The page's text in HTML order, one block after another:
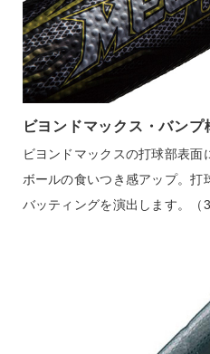
2ZT210
バランス
ミドルバランス（ミドルヒッタ
バットのバランスを中間に設
中距離打者向けのバットです。
ビヨンドマックス・バンプ
ビヨンドマックスの打球部表面
ボールの食いつき感アップ。打
バッティングを演出します。（